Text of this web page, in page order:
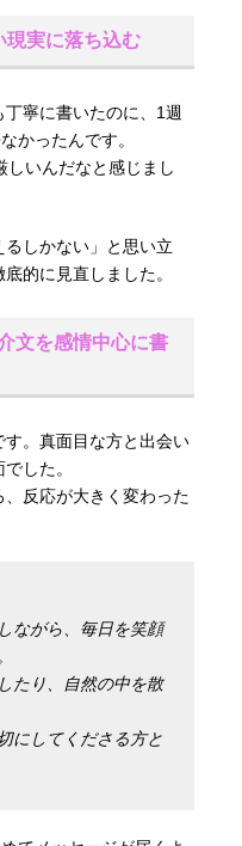
現実に落ち込む
丁寧に書いたのに、1週
かったんです。
しいんだなと感じまし
しかない」と思い立
的に見直しました。
文を感情中心に書
。真面目な方と出会い
した。
反応が大きく変わった
ながら、毎日を笑顔
たり、自然の中を散
にしてくださる方と